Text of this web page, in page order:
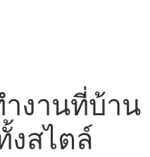
งานที่บ้าน
งสไตล์